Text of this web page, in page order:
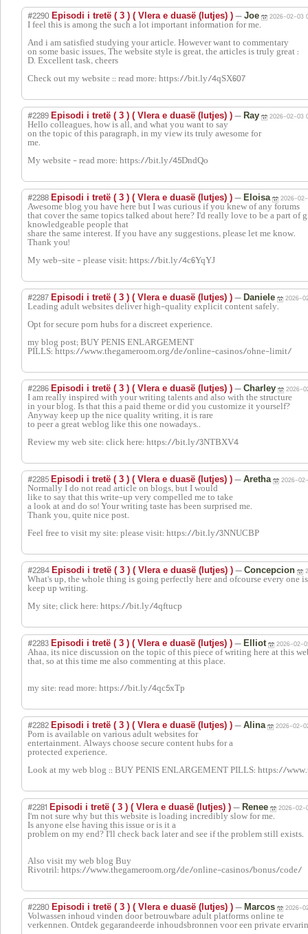
#2290 Episodi i tretë ( 3 ) ( Vlera e duasë (lutjes) ) — Joe 2026-02-03
I feel this is among the such a lot important information for me.
And i am satisfied studying your article. However want to commentary
on some basic issues, The website style is great, the articles is truly great :
D. Excellent task, cheers
Check out my website :: read more: https://bit.ly/4qSX607
#2289 Episodi i tretë ( 3 ) ( Vlera e duasë (lutjes) ) — Ray 2026-02-03
Hello colleagues, how is all, and what you want to say
on the topic of this paragraph, in my view its truly awesome for
me.
My website - read more: https://bit.ly/45DndQo
#2288 Episodi i tretë ( 3 ) ( Vlera e duasë (lutjes) ) — Eloisa 2026-
Awesome blog you have here but I was curious if you knew of any forums
that cover the same topics talked about here? I'd really love to be a part of
knowledgeable people that
share the same interest. If you have any suggestions, please let me know.
Thank you!
My web-site - please visit: https://bit.ly/4c6YqYJ
#2287 Episodi i tretë ( 3 ) ( Vlera e duasë (lutjes) ) — Daniele 2026-
Leading adult websites deliver high-quality explicit content safely.
Opt for secure porn hubs for a discreet experience.
my blog post; BUY PENIS ENLARGEMENT
PILLS: https://www.thegameroom.org/de/online-casinos/ohne-limit/
#2286 Episodi i tretë ( 3 ) ( Vlera e duasë (lutjes) ) — Charley 2026-
I am really inspired with your writing talents and also with the structure
in your blog. Is that this a paid theme or did you customize it yourself?
Anyway keep up the nice quality writing, it is rare
to peer a great weblog like this one nowadays..
Review my web site: click here: https://bit.ly/3NTBXV4
#2285 Episodi i tretë ( 3 ) ( Vlera e duasë (lutjes) ) — Aretha 2026-
Normally I do not read article on blogs, but I would
like to say that this write-up very compelled me to take
a look at and do so! Your writing taste has been surprised me.
Thank you, quite nice post.
Feel free to visit my site: please visit: https://bit.ly/3NNUCBP
#2284 Episodi i tretë ( 3 ) ( Vlera e duasë (lutjes) ) — Concepcion
What's up, the whole thing is going perfectly here and ofcourse every one
keep up writing.
My site; click here: https://bit.ly/4qftucp
#2283 Episodi i tretë ( 3 ) ( Vlera e duasë (lutjes) ) — Elliot 2026-02-
Ahaa, its nice discussion on the topic of this piece of writing here at this
that, so at this time me also commenting at this place.
my site: read more: https://bit.ly/4qc5xTp
#2282 Episodi i tretë ( 3 ) ( Vlera e duasë (lutjes) ) — Alina 2026-02-
Porn is available on various adult websites for
entertainment. Always choose secure content hubs for a
protected experience.
Look at my web blog :: BUY PENIS ENLARGEMENT PILLS: https://
#2281 Episodi i tretë ( 3 ) ( Vlera e duasë (lutjes) ) — Renee 2026-02-
I'm not sure why but this website is loading incredibly slow for me.
Is anyone else having this issue or is it a
problem on my end? I'll check back later and see if the problem still exists.
Also visit my web blog Buy
Rivotril: https://www.thegameroom.org/de/online-casinos/bonus/code/
#2280 Episodi i tretë ( 3 ) ( Vlera e duasë (lutjes) ) — Marcos 2026-
Volwassen inhoud vinden door betrouwbare adult platforms online te
verkennen. Ontdek gegarandeerde inhoudsbronnen voor een private